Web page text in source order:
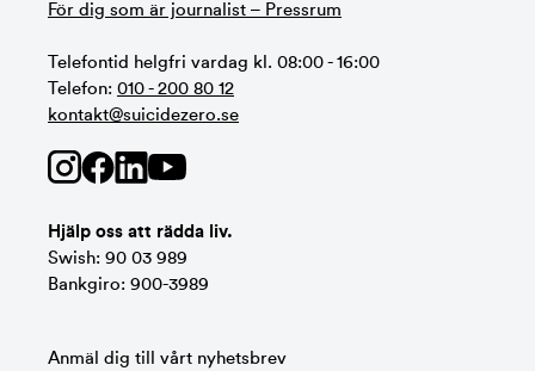
För dig som är journalist – Pressrum
Telefontid helgfri vardag kl. 08:00 - 16:00
Telefon: 010 - 200 80 12
kontakt@suicidezero.se
Hjälp oss att rädda liv.
Swish: 90 03 989
Bankgiro: 900-3989
Anmäl dig till vårt nyhetsbrev